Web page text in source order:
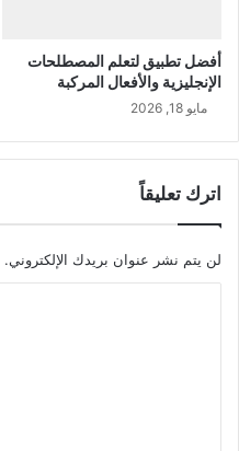
أفضل تطبيق لتعلم المصطلحات
الإنجليزية والأفعال المركبة
مايو 18, 2026
اترك تعليقاً
لن يتم نشر عنوان بريدك الإلكتروني.